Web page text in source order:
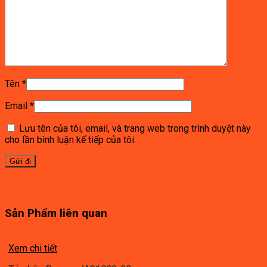
Tên *
Email *
Lưu tên của tôi, email, và trang web trong trình duyệt này
cho lần bình luận kế tiếp của tôi.
Sản Phẩm liên quan
Xem chi tiết